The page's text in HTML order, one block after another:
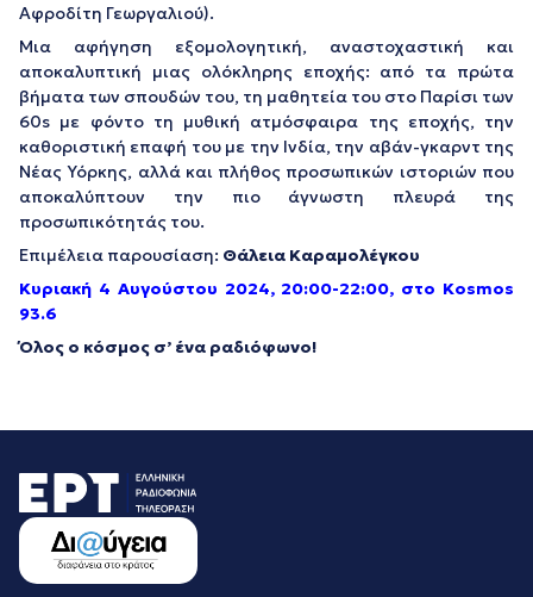
Αφροδίτη Γεωργαλιού).
Μια αφήγηση εξομολογητική, αναστοχαστική και
αποκαλυπτική μιας ολόκληρης εποχής: από τα πρώτα
βήματα των σπουδών του, τη μαθητεία του στο Παρίσι των
60s με φόντο τη μυθική ατμόσφαιρα της εποχής, την
καθοριστική επαφή του με την Ινδία, την αβάν-γκαρντ της
Νέας Υόρκης, αλλά και πλήθος προσωπικών ιστοριών που
αποκαλύπτουν την πιο άγνωστη πλευρά της
προσωπικότητάς του.
Επιμέλεια παρουσίαση: Θάλεια Καραμολέγκου
Κυριακή 4 Αυγούστου 2024, 20:00-22:00, στο Kosmos
93.6
Όλος ο κόσμος σ’ ένα ραδιόφωνο!